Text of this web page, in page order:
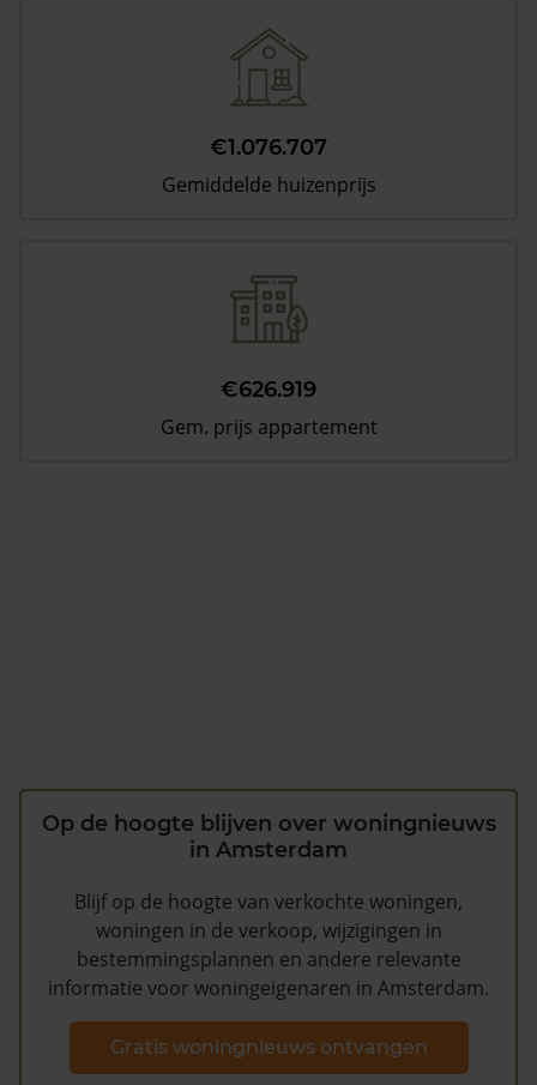
€1.076.707
Gemiddelde huizenprijs
€626.919
Gem. prijs appartement
Op de hoogte blijven over woningnieuws
in Amsterdam
Blijf op de hoogte van verkochte woningen,
woningen in de verkoop, wijzigingen in
bestemmingsplannen en andere relevante
informatie voor woningeigenaren in Amsterdam.
Gratis woningnieuws ontvangen